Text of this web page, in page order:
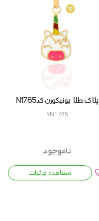
پلاک طلا یونیکورن کدN1765
#N1765
ناموجود
مشاهده جزئیات